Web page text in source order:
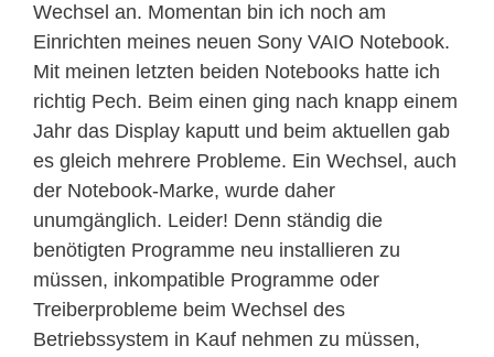
Wechsel an. Momentan bin ich noch am
Einrichten meines neuen Sony VAIO Notebook.
Mit meinen letzten beiden Notebooks hatte ich
richtig Pech. Beim einen ging nach knapp einem
Jahr das Display kaputt und beim aktuellen gab
es gleich mehrere Probleme. Ein Wechsel, auch
der Notebook-Marke, wurde daher
unumgänglich. Leider! Denn ständig die
benötigten Programme neu installieren zu
müssen, inkompatible Programme oder
Treiberprobleme beim Wechsel des
Betriebssystem in Kauf nehmen zu müssen,